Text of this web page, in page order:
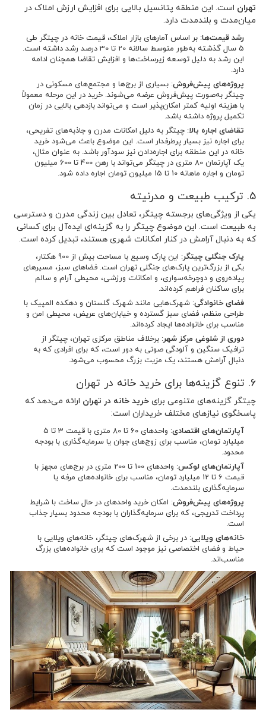
تهراناست. این منطقه پتانسیل بالایی برای افزایش ارزش املاک در
میان‌مدت و بلندمدت دارد.
رشد قیمت‌ها: بر اساس آمارهای بازار املاک، قیمت خانه در چیتگر طی
5 سال گذشته به‌طور متوسط سالانه 20 تا 30 درصد رشد داشته است.
این رشد به دلیل توسعه زیرساخت‌ها و افزایش تقاضا همچنان ادامه
دارد.
پروژه‌های پیش‌فروش: بسیاری از برج‌ها و مجتمع‌های مسکونی در
چیتگر به‌صورت پیش‌فروش عرضه می‌شوند. خرید در این مرحله معمولاً
با هزینه اولیه کمتر امکان‌پذیر است و می‌تواند بازدهی بالایی در زمان
تکمیل پروژه داشته باشد.
تقاضای اجاره بالا: چیتگر به دلیل امکانات مدرن و جاذبه‌های تفریحی،
برای اجاره نیز بسیار پرطرفدار است. این موضوع باعث می‌شود خرید
خانه در این منطقه برای اجاره‌دادن نیز سودآور باشد. به عنوان مثال،
یک آپارتمان 80 متری در چیتگر می‌تواند با رهن 400 تا 600 میلیون
تومان و اجاره ماهانه 10 تا 15 میلیون تومان اجاره داده شود.
5. ترکیب طبیعت و مدرنیته
یکی از ویژگی‌های برجسته چیتگر، تعادل بین زندگی مدرن و دسترسی
به طبیعت است. این موضوع چیتگر را به گزینه‌ای ایده‌آل برای کسانی
که به دنبال آرامش در کنار امکانات شهری هستند، تبدیل کرده است.
پارک جنگلی چیتگر
: این پارک وسیع با مساحت بیش از 900 هکتار،
یکی از بزرگ‌ترین پارک‌های جنگلی تهران است. فضاهای سبز، مسیرهای
پیاده‌روی و دوچرخه‌سواری، و امکانات ورزشی، محیطی آرام و سالم
برای ساکنان فراهم کرده‌اند.
فضای خانوادگی: شهرک‌هایی مانند شهرک گلستان و دهکده المپیک با
طراحی منظم، فضای سبز گسترده و خیابان‌های عریض، محیطی امن و
مناسب برای خانواده‌ها ایجاد کرده‌اند.
دوری از شلوغی مرکز شهر: برخلاف مناطق مرکزی تهران، چیتگر از
ترافیک سنگین و آلودگی صوتی به دور است، که برای افرادی که به
دنبال آرامش هستند، یک مزیت بزرگ محسوب می‌شود.
چیتگر گزینه‌های متنوعی برایخرید خانه در تهرانارائه می‌دهد که
پاسخگوی نیازهای مختلف خریداران است:
آپارتمان‌های اقتصادی
: واحدهای 60 تا 80 متری با قیمت 3 تا 5
میلیارد تومان، مناسب برای زوج‌های جوان یا سرمایه‌گذاری با بودجه
محدود.
آپارتمان‌های لوکس
: واحدهای 100 تا 200 متری در برج‌های مجهز با
قیمت 6 تا 12 میلیارد تومان، مناسب برای خانواده‌های مرفه یا
سرمایه‌گذاری بلندمدت.
پروژه‌های پیش‌فروش: امکان خرید واحدهای در حال ساخت با شرایط
پرداخت تدریجی، که برای سرمایه‌گذاران با بودجه محدود بسیار جذاب
است.
خانه‌های ویلایی: در برخی از شهرک‌های چیتگر، خانه‌های ویلایی با
حیاط و فضای اختصاصی نیز موجود است که برای خانواده‌های بزرگ
مناسب‌اند.